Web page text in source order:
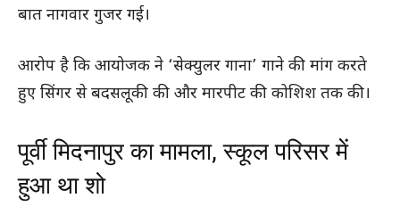
बात नागवार गुजर गई।
आरोप है कि आयोजक ने ‘सेक्युलर गाना’ गाने की मांग करते
हुए सिंगर से बदसलूकी की और मारपीट की कोशिश तक की।
पूर्वी मिदनापुर का मामला, स्कूल परिसर में
हुआ था शो